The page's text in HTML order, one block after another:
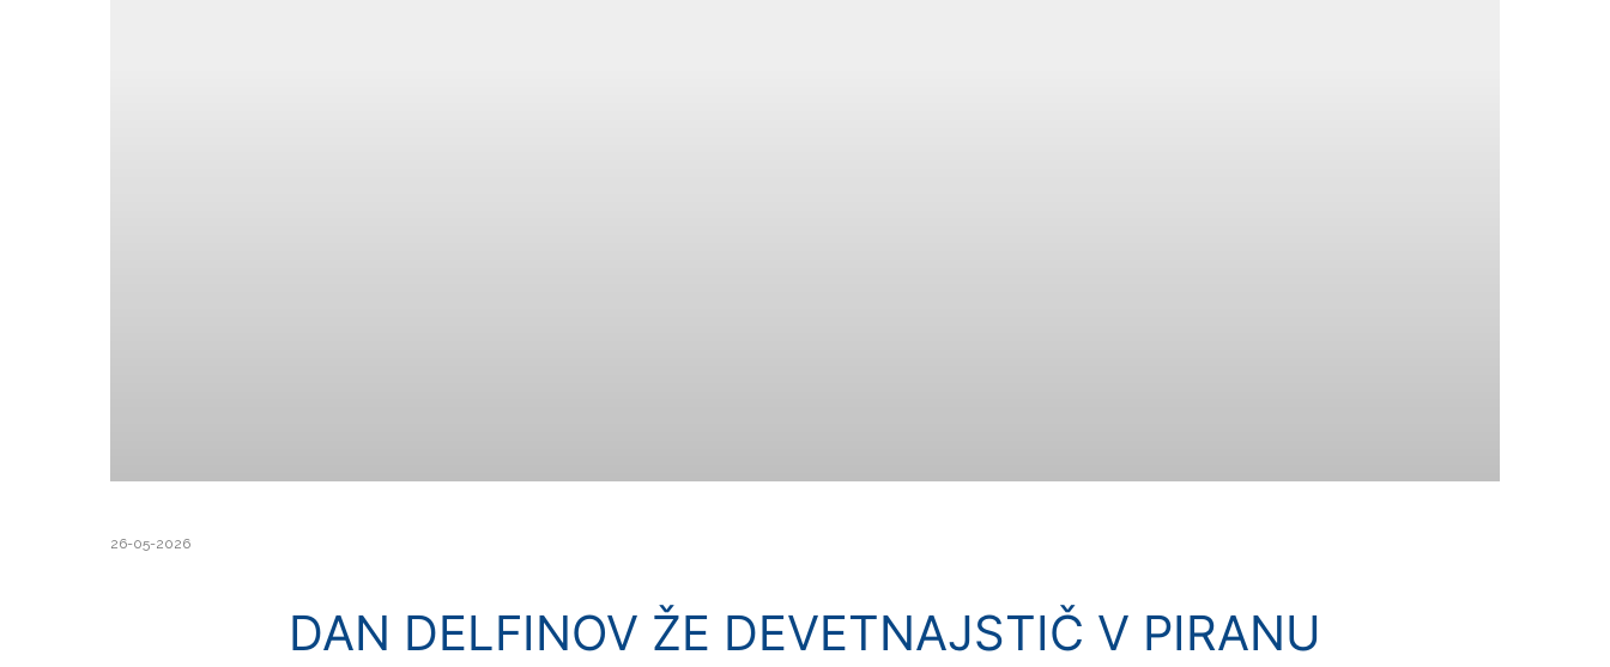
26-05-2026
DAN DELFINOV ŽE DEVETNAJSTIČ V PIRANU